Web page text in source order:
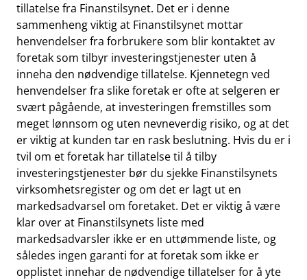
tillatelse fra Finanstilsynet. Det er i denne
sammenheng viktig at Finanstilsynet mottar
henvendelser fra forbrukere som blir kontaktet av
foretak som tilbyr investeringstjenester uten å
inneha den nødvendige tillatelse. Kjennetegn ved
henvendelser fra slike foretak er ofte at selgeren er
svært pågående, at investeringen fremstilles som
meget lønnsom og uten nevneverdig risiko, og at det
er viktig at kunden tar en rask beslutning. Hvis du er i
tvil om et foretak har tillatelse til å tilby
investeringstjenester bør du sjekke Finanstilsynets
virksomhetsregister og om det er lagt ut en
markedsadvarsel om foretaket. Det er viktig å være
klar over at Finanstilsynets liste med
markedsadvarsler ikke er en uttømmende liste, og
således ingen garanti for at foretak som ikke er
opplistet innehar de nødvendige tillatelser for å yte